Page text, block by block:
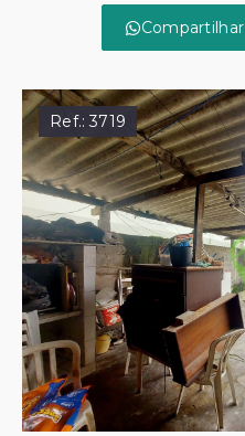
Compartilhar
Ref.:3719